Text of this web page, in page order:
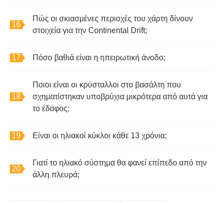
Πώς οι σκιασμένες περιοχές του χάρτη δίνουν
στοιχεία για την Continental Drift;
Πόσο βαθιά είναι η ηπειρωτική άνοδο;
Ποιοι είναι οι κρύσταλλοι στο βασάλτη που
σχηματίστηκαν υποβρύχια μικρότερα από αυτά για
το έδαφος;
Είναι οι ηλιακοί κύκλοι κάθε 13 χρόνια;
Γιατί το ηλιακό σύστημα θα φανεί επίπεδο από την
άλλη πλευρά;